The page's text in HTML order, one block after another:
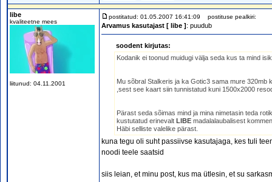
libe
kvaliteetne mees
liitunud: 04.11.2001
postitatud: 01.05.2007 16:41:09 postituse pealkiri:
Arvamus kasutajast [ libe ]: puudub
soodent kirjutas:
Kodanik ei toonud muidugi välja seda kus ta mind
Mu sõbral Stalkeris ja ka Gotic3 sama mure 320mb
,sest see kaart siin tunnistatud kuni 1500x2000
Pärast seda sõimas mind ja mina nimetasin teda
kustutatud erinevalt LIBE madalalaubalisest
Häbi selliste valelike pärast.
kuna tegu oli suht passiivse kasutajaga, kes tuli
noodi teele saatsid
siis leian, et minu post, kus ma ütlesin, et su